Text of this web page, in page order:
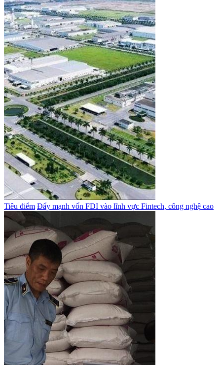
Tiêu điểm Đẩy mạnh vốn FDI vào lĩnh vực Fintech, công nghệ cao